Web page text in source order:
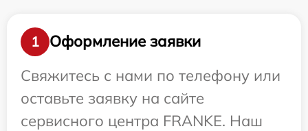
1
Оформление заявки
Свяжитесь с нами по телефону или
оставьте заявку на сайте
сервисного центра FRANKE. Наш